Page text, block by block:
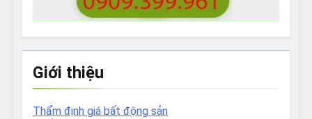
Giới thiệu
Thẩm định giá bất động sản